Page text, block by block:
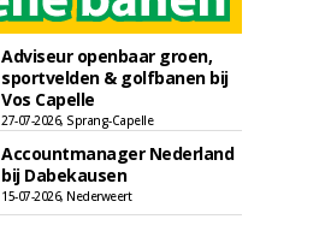
Adviseur openbaar groen,
sportvelden & golfbanen bij
Vos Capelle
27-07-2026, Sprang-Capelle
Accountmanager Nederland
bij Dabekausen
15-07-2026, Nederweert